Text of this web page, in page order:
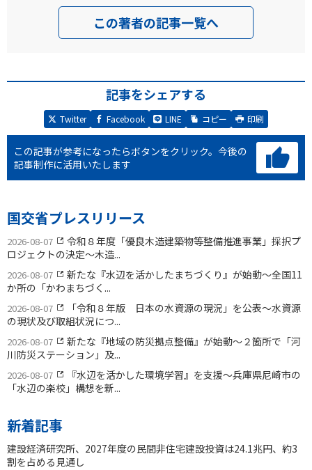
この著者の記事一覧へ
記事をシェアする
Twitter Facebook LINE コピー 印刷
この記事が参考になったらボタンをクリック。 今後の
記事制作に活用いたします
国交省プレスリリース
2026-08-07
令和８年度「優良木造建築物等整備推進事業」採択プ
ロジェクトの決定〜木造...
2026-08-07
新たな『水辺を活かしたまちづくり』が始動〜全国11
か所の「かわまちづく...
2026-08-07
「令和８年版 日本の水資源の現況」を公表〜水資源
の現状及び取組状況につ...
2026-08-07
新たな『地域の防災拠点整備』が始動〜２箇所で「河
川防災ステーション」及...
2026-08-07
『水辺を活かした環境学習』を支援〜兵庫県尼崎市の
「水辺の楽校」構想を新...
新着記事
建設経済研究所、2027年度の民間非住宅建設投資は24.1兆円、約3
割を占める見通し